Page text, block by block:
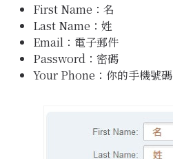
First Name：名
Last Name：姓
Email：電子郵件
Password：密碼
Your Phone：你的手機號碼